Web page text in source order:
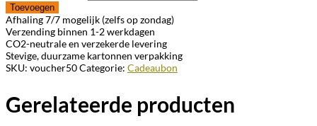
Toevoegen
Afhaling 7/7 mogelijk (zelfs op zondag)
Verzending binnen 1-2 werkdagen
CO2-neutrale en verzekerde levering
Stevige, duurzame kartonnen verpakking
SKU: voucher50Categorie: Cadeaubon
Gerelateerde producten